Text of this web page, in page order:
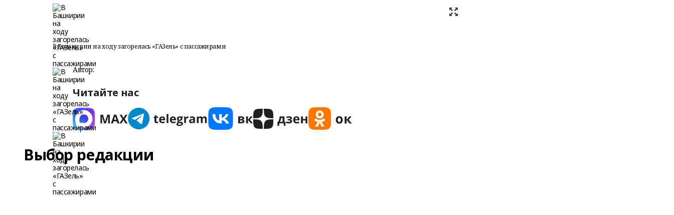
В Башкирии на ходу загорелась «ГАЗель» с пассажирами
Автор:
Читайте нас
Выбор редакции